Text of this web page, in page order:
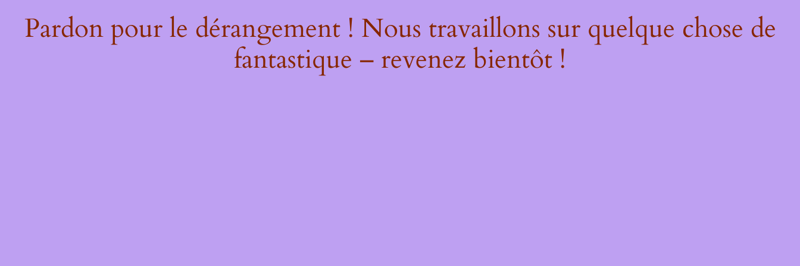
Pardon pour le dérangement ! Nous travaillons sur quelque chose de
fantastique – revenez bientôt !